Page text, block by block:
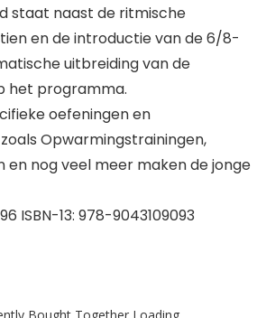
staat naast de ritmische
en de introductie van de 6/8-
uitbreiding van de
het programma.
oefeningen en
Opwarmingstrainingen,
en nog veel meer maken de jonge
ISBN-13: 978-9043109093
Bought Together Loading...